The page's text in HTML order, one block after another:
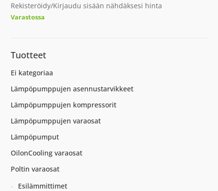
Rekisteröidy/Kirjaudu sisään nähdäksesi hinta
Varastossa
Tuotteet
Ei kategoriaa
Lämpöpumppujen asennustarvikkeet
Lämpöpumppujen kompressorit
Lämpöpumppujen varaosat
Lämpöpumput
OilonCooling varaosat
Poltin varaosat
Esilämmittimet